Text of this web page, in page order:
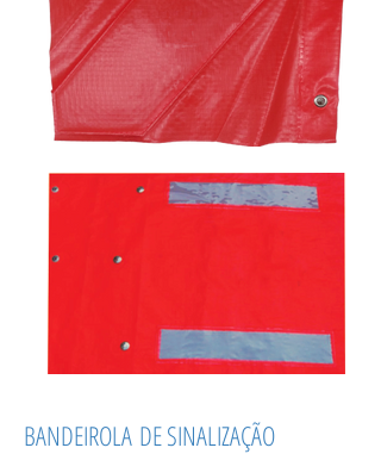
BANDEIROLA DE SINALIZAÇÃO